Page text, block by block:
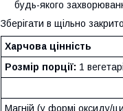
будь-якого
Зберігати в щільно
Харчова цінність
Розмір порції: 1
Магній (у формі оксиду/